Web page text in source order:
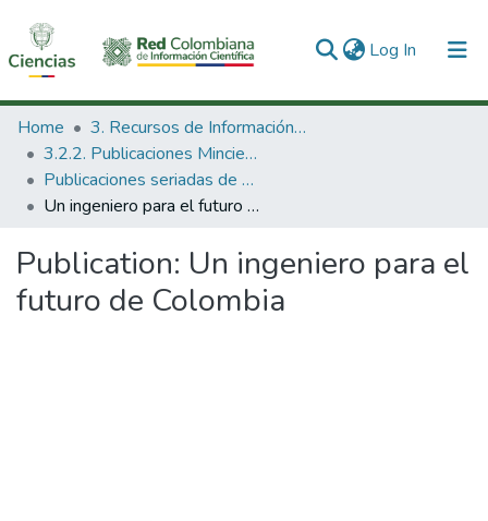
Log In (current)
Communities & Collections
All of DSpace
Statistics
Home
3. Recursos de Información Científica y Tecnológica
3.2.2. Publicaciones Minciencias
Publicaciones seriadas de Minciencias
Un ingeniero para el futuro de Colombia
Publication: Un ingeniero para el
futuro de Colombia